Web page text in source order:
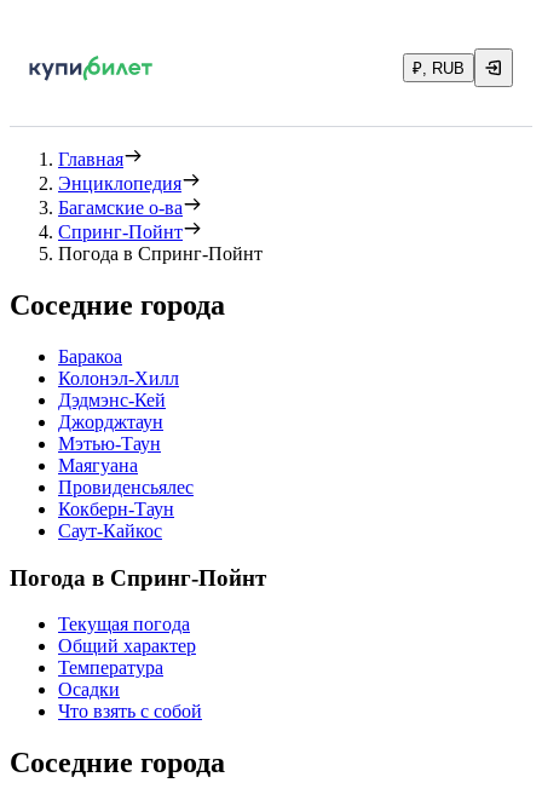
₽, RUB
Главная
Энциклопедия
Багамские о-ва
Спринг-Пойнт
Погода в Спринг-Пойнт
Соседние города
Баракоа
Колонэл-Хилл
Дэдмэнс-Кей
Джорджтаун
Мэтью-Таун
Маягуана
Провиденсьялес
Кокберн-Таун
Саут-Кайкос
Погода в Спринг-Пойнт
Текущая погода
Общий характер
Температура
Осадки
Что взять с собой
Соседние города